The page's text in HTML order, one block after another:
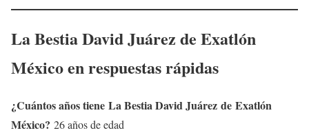
La Bestia David Juárez de Exatlón
México en respuestas rápidas
¿Cuántos años tiene La Bestia David Juárez de Exatlón
México? 26 años de edad